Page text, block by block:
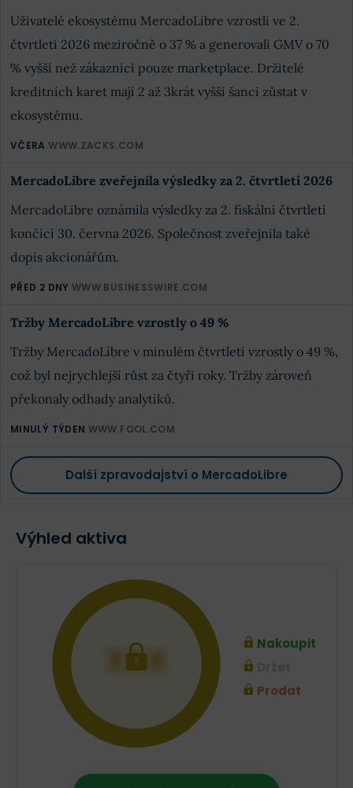
Uživatelé ekosystému MercadoLibre vzrostli ve 2.
čtvrtletí 2026 meziročně o 37 % a generovali GMV o 70
% vyšší než zákazníci pouze marketplace. Držitelé
kreditních karet mají 2 až 3krát vyšší šanci zůstat v
ekosystému.
VČERA WWW.ZACKS.COM
MercadoLibre zveřejnila výsledky za 2. čtvrtletí 2026
MercadoLibre oznámila výsledky za 2. fiskální čtvrtletí
končící 30. června 2026. Společnost zveřejnila také
dopis akcionářům.
PŘED 2 DNY WWW.BUSINESSWIRE.COM
Tržby MercadoLibre vzrostly o 49 %
Tržby MercadoLibre v minulém čtvrtletí vzrostly o 49 %,
což byl nejrychlejší růst za čtyři roky. Tržby zároveň
překonaly odhady analytiků.
MINULÝ TÝDEN WWW.FOOL.COM
Další zpravodajství o MercadoLibre
Výhled aktiva
XXX
Nakoupit
Prodat